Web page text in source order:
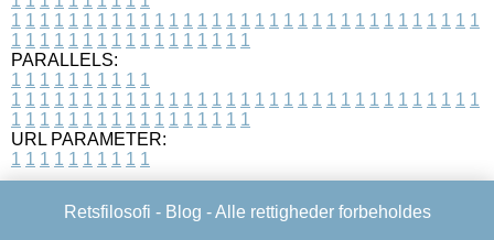
1 1 1 1 1 1 1 1 1 1 1 1 1 1 1 1 1 1 1 1 1 1 1 1 1 1 1 1 1 1 1 1 1
1 1 1 1 1 1 1 1 1 1 1 1 1 1 1 1 1
PARALLELS:
1 1 1 1 1 1 1 1 1 1
1 1 1 1 1 1 1 1 1 1 1 1 1 1 1 1 1 1 1 1 1 1 1 1 1 1 1 1 1 1 1 1 1
1 1 1 1 1 1 1 1 1 1 1 1 1 1 1 1 1
URL PARAMETER:
1 1 1 1 1 1 1 1 1 1
Retsfilosofi - Blog - Alle rettigheder forbeholdes